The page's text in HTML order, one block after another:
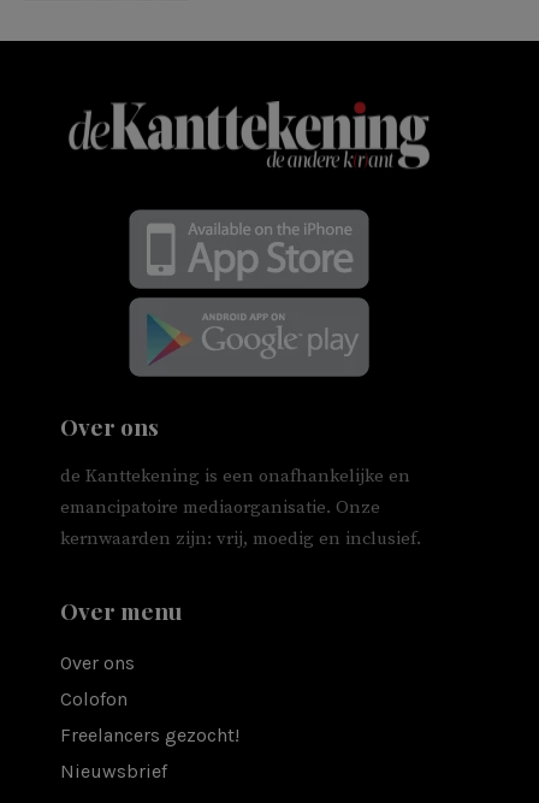
Over ons
de Kanttekening is een onafhankelijke en
emancipatoire mediaorganisatie. Onze
kernwaarden zijn: vrij, moedig en inclusief.
Over menu
Over ons
Colofon
Freelancers gezocht!
Nieuwsbrief